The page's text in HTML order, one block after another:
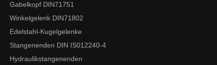
Gabelkopf DIN71751
Winkelgelenk DIN71802
Edelstahl-Kugelgelenke
Stangenenden DIN IS012240-4
Hydraulikstangenenden